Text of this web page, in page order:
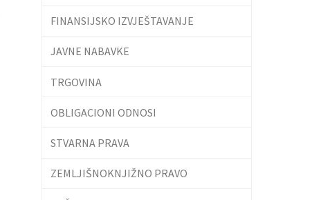
FINANSIJSKO IZVJEŠTAVANJE
JAVNE NABAVKE
TRGOVINA
OBLIGACIONI ODNOSI
STVARNA PRAVA
ZEMLJIŠNOKNJIŽNO PRAVO